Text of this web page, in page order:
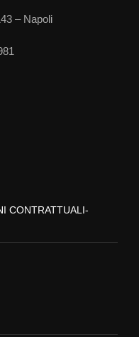
– Napoli
CONTRATTUALI-